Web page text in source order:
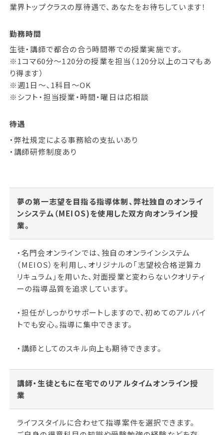
業界トップクラスの厚待遇で、あなたをお待ちしています！
勤務時間
生徒・講師で都合の合う時間帯での授業実施です。
※1コマ60分～120分の授業を担当（120分以上のコマもあ
り得ます）
※週1日～、1科目～OK
※シフト・担当授業・時間・曜日は応相談
待遇
・弊社規定による事務給の支払いあり
・講師研修制度あり
夢の第一志望を目指る指導体制、弊社独自のオンライ
ンシステム（MEIOS)を使用した双方向オンライン授
業。
・名門会オンラインでは、独自のオンラインシステム
（MEIOS）を利用し、オリジナルの「志望校合格逆算カ
リキュラム」を用いた、対面授業と変わらないクオリティ
ーの指導品質を追求しています。
・担任がしっかりサポートしますので、初めてのアルバイ
トでも安心。指導に集中できます。
・講師としてのスキル向上も期待できます。
講師・生徒ともに在宅でのリアルタイムオンライン授
業
ライフスタイルに合わせて指導案件を選択できます。